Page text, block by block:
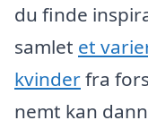
du finde
samlet et
kvinderfra
nemt kan